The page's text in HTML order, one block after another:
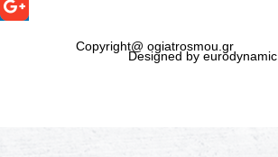
Copyright@ ogiatrosmou.gr
Designed by eurodynamic